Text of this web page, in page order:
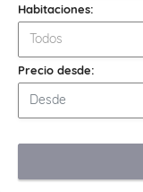
Habitaciones:
Todos
Precio desde: